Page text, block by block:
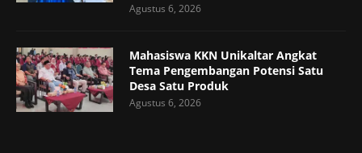
Agustus 6, 2026
Mahasiswa KKN Unikaltar Angkat
Tema Pengembangan Potensi Satu
Desa Satu Produk
Agustus 6, 2026